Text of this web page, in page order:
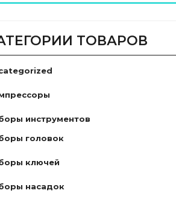
ТОВАРОВ
инструментов
головок
ключей
насадок